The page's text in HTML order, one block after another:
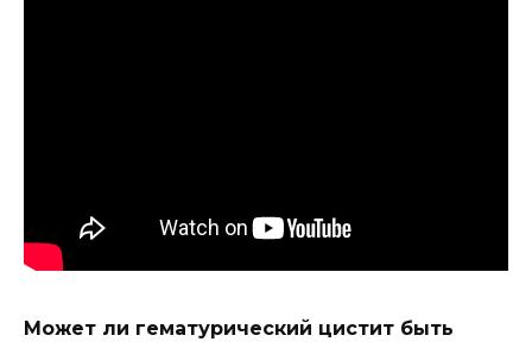
Может ли гематурический цистит быть